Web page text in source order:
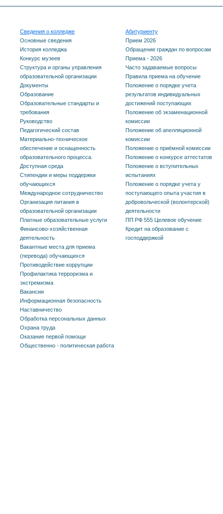
Сведения о колледже
Основные сведения
История колледжа
Конкурс музеев
Структура и органы управления
образовательной организации
Документы
Образование
Образовательные стандарты и
требования
Руководство
Педагогический состав
Материально-техническое
обеспечение и оснащенность
образовательного процесса.
Доступная среда
Стипендии и меры поддержки
обучающихся
Международное сотрудничество
Организация питания в
образовательной организации
Платные образовательные услуги
Финансово-хозяйственная
деятельность
Вакантные места для приема
(перевода) обучающихся
Противодействие коррупции
Профилактика терроризма и
экстремизма
Вакансии
Информационная безопасность
Наставничество
Обработка персональных данных
Охрана труда
Оказание первой помощи
Общественно - политическая работа
Абитуриенту
Прием 2026
Обращение граждан по вопросам
Приема - 2026
Часто задаваемые вопросы
Правила приема на обучение
Положение о порядке учета
результатов индивидуальных
достижений поступающих
Положение об экзаменационной
комиссии
Положение об апелляционной
комиссии
Положение о приёмной комиссии
Положение о конкурсе аттестатов
Положение о вступительных
испытаниях
Положение о порядке учета у
поступающего опыта участия в
добровольческой (волонтерской)
деятельности
ПП РФ 555 Целевое обучение
Кредит на образование с
господдержкой